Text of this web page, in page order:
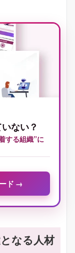
ない？
する組織”に
ド →
なる人材